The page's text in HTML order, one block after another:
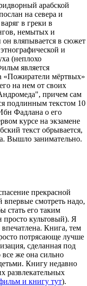
арабской
на севера и
в греки в
немытых и
он вляпывается в сюжет
и
(неплохо
является
«Пожиратели мёртвых»
на нем от своих
причем сам
подлинным текстом 10
Фадлана о его
курсе на экзамене
текст обрывается,
Вышло занимательно.
прекрасной
смотреть надо,
стать его таким
просто культовый). Я
Книга, тем
потрясающе лучше
сделанная под
же она сильно
Книгу недавно
развлекательных
и книгу тут).